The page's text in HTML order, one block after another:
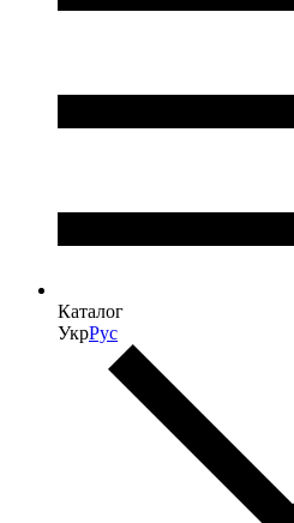
Каталог
УкрРус